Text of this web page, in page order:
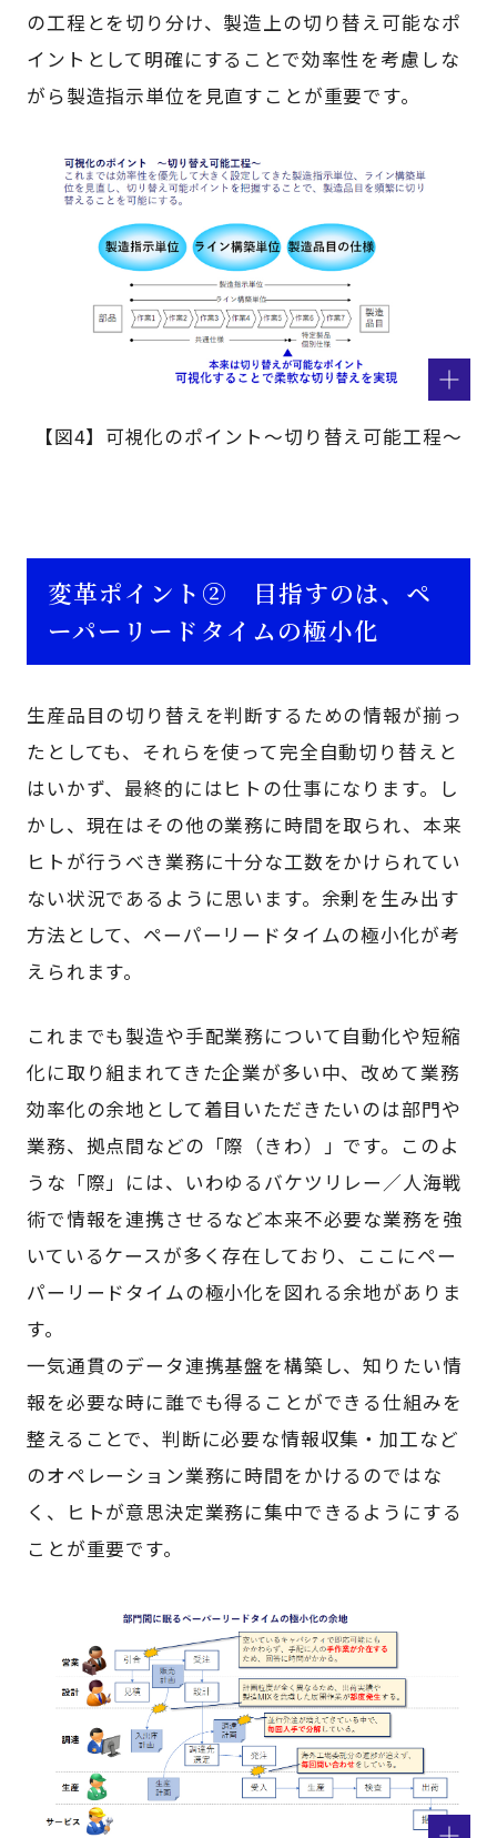
の工程とを切り分け、製造上の切り替え可能なポ
イントとして明確にすることで効率性を考慮しな
がら製造指示単位を見直すことが重要です。
【図4】可視化のポイント～切り替え可能工程～
変革ポイント② 目指すのは、ペ
ーパーリードタイムの極小化
生産品目の切り替えを判断するための情報が揃っ
たとしても、それらを使って完全自動切り替えと
はいかず、最終的にはヒトの仕事になります。し
かし、現在はその他の業務に時間を取られ、本来
ヒトが行うべき業務に十分な工数をかけられてい
ない状況であるように思います。余剰を生み出す
方法として、ペーパーリードタイムの極小化が考
えられます。
これまでも製造や手配業務について自動化や短縮
化に取り組まれてきた企業が多い中、改めて業務
効率化の余地として着目いただきたいのは部門や
業務、拠点間などの「際（きわ）」です。このよ
うな「際」には、いわゆるバケツリレー／人海戦
術で情報を連携させるなど本来不必要な業務を強
いているケースが多く存在しており、ここにペー
パーリードタイムの極小化を図れる余地がありま
す。
一気通貫のデータ連携基盤を構築し、知りたい情
報を必要な時に誰でも得ることができる仕組みを
整えることで、判断に必要な情報収集・加工など
のオペレーション業務に時間をかけるのではな
く、ヒトが意思決定業務に集中できるようにする
ことが重要です。